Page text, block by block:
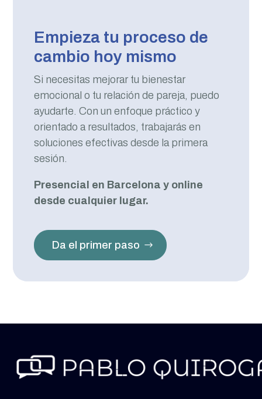
Empieza tu proceso de
cambio hoy mismo
Si necesitas mejorar tu bienestar
emocional o tu relación de pareja, puedo
ayudarte. Con un enfoque práctico y
orientado a resultados, trabajarás en
soluciones efectivas desde la primera
sesión.
Presencial en Barcelona y online
desde cualquier lugar.
Da el primer paso